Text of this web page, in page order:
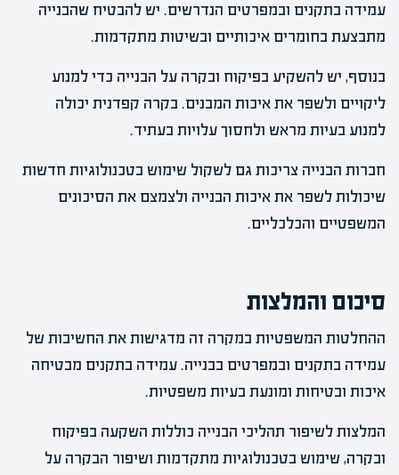
עמידה בתקנים ובמפרטים הנדרשים. יש להבטיח שהבנייה
מתבצעת בחומרים איכותיים ובשיטות מתקדמות.
בנוסף, יש להשקיע בפיקוח ובקרה על הבנייה כדי למנוע
ליקויים ולשפר את איכות המבנים. בקרה קפדנית יכולה
למנוע בעיות מראש ולחסוך עלויות בעתיד.
חברות הבנייה צריכות גם לשקול שימוש בטכנולוגיות חדשות
שיכולות לשפר את איכות הבנייה ולצמצם את הסיכונים
המשפטיים והכלכליים.
סיכום והמלצות
ההחלטות המשפטיות במקרה זה מדגישות את החשיבות של
עמידה בתקנים ובמפרטים בבנייה. עמידה בתקנים מבטיחה
איכות ובטיחות ומונעת בעיות משפטיות.
המלצות לשיפור תהליכי הבנייה כוללות השקעה בפיקוח
ובקרה, שימוש בטכנולוגיות מתקדמות ושיפור הבקרה על